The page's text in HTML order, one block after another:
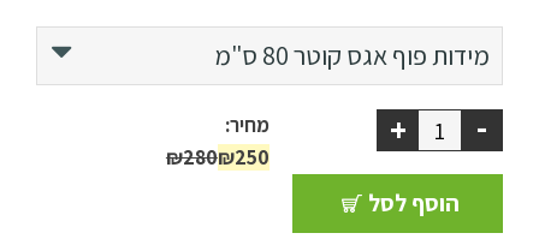
ריהוט למרפסת
ריהוט לבית
אקססוריז
עודפים
מידות פוף אגס קוטר 80 ס"מ
קוטר 80 ס"מ
קוטר 100 ס"מ
-
+
מחיר:
₪280₪250
הוסף לסל